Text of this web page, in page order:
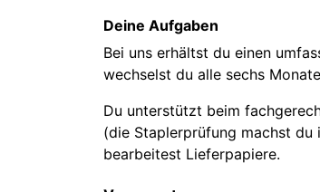
Deine Aufgaben
Bei uns erhältst du einen
wechselst du alle sechs
Du unterstützt beim
(die Staplerprüfung machst du
bearbeitest Lieferpapiere.